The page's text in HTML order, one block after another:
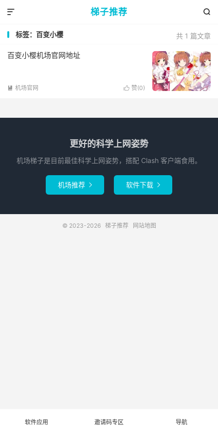
梯子推荐 

共 1 篇文章
标签：百变小樱
百变小樱机场官网地址
 赞(0)
 机场官网
更好的科学上网姿势
机场梯子是目前最佳科学上网姿势，搭配 Clash 客户端食用。
机场推荐  软件下载 
© 2023-2026 梯子推荐 网站地图
软件应用 邀请码专区 导航